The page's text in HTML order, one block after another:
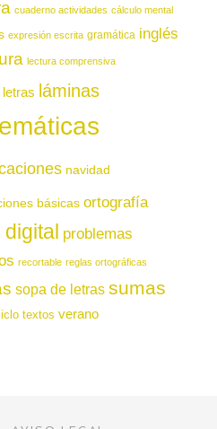
cuaderno actividades cálculo mental
expresión escrita gramática inglés
lectura comprensiva
letras láminas
navidad
básicas ortografía
problemas
recortable reglas ortográficas
sopa de letras sumas
textos verano